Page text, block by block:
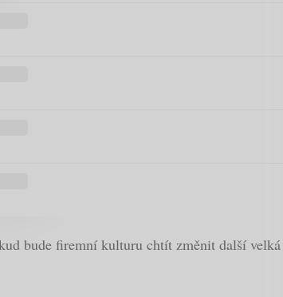
bude firemní kulturu chtít změnit další